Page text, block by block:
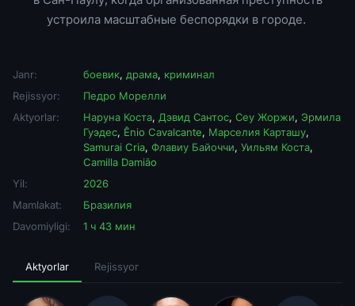
устроила масштабные беспорядки в городе.
Janr: боевик, драма, криминал
Rejissyor:
Педро Морелли
Aktyorlar:
Наруна Коста, Дэвид Сантос, Сеу Жоржи, Эрмила
Гуэдес, Ênio Cavalcante, Марселия Карташу,
Samurai Cria, Флавиу Байоччи, Уильям Коста,
Camilla Damião
Yil:
2026
Mamlakat:
Бразилия
Davomiyligi:
1 ч 43 мин
Aktyorlar Rejissyor